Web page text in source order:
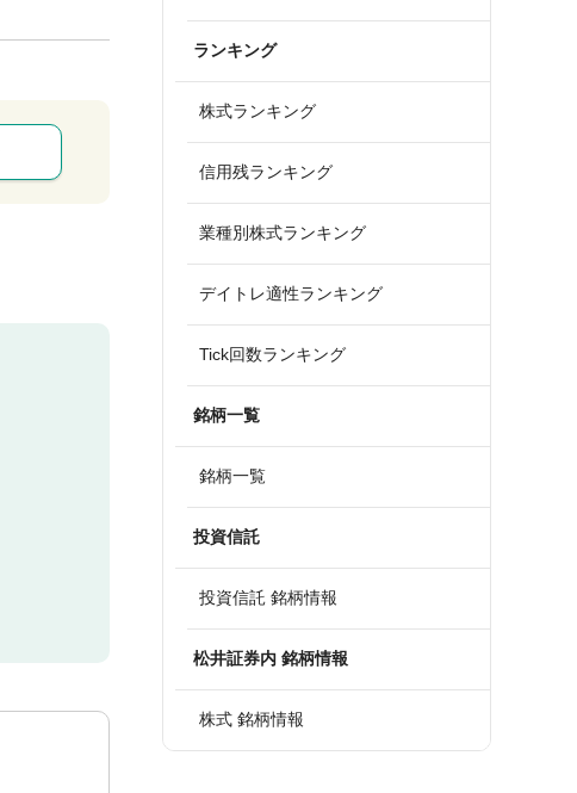
ランキング
株式ランキング
信用残ランキング
業種別株式ランキング
デイトレ適性ランキング
Tick回数ランキング
銘柄一覧
銘柄一覧
投資信託
投資信託 銘柄情報
松井証券内 銘柄情報
株式 銘柄情報